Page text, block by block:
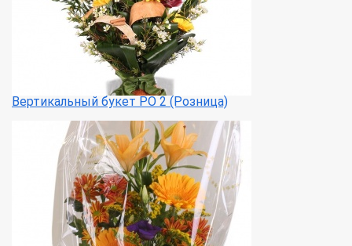
Вертикальный букет РО 2 (Розница)